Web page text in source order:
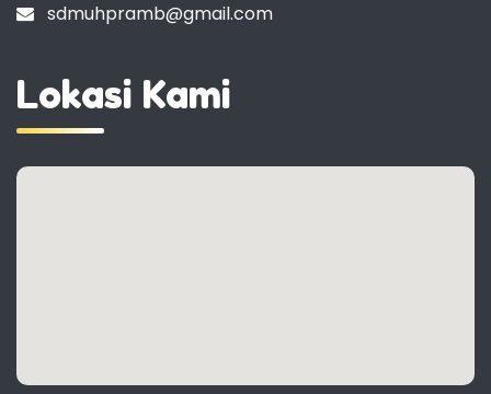
sdmuhpramb@gmail.com
Lokasi Kami